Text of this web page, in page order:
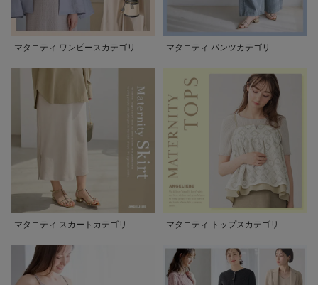
マタニティ ワンピースカテゴリ マタニティ パンツカテゴリ
マタニティ スカートカテゴリ マタニティ トップスカテゴリ